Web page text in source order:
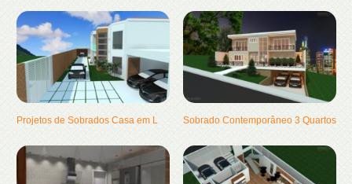
Projetos de Sobrados Casa em L Sobrado Contemporâneo 3 Quartos